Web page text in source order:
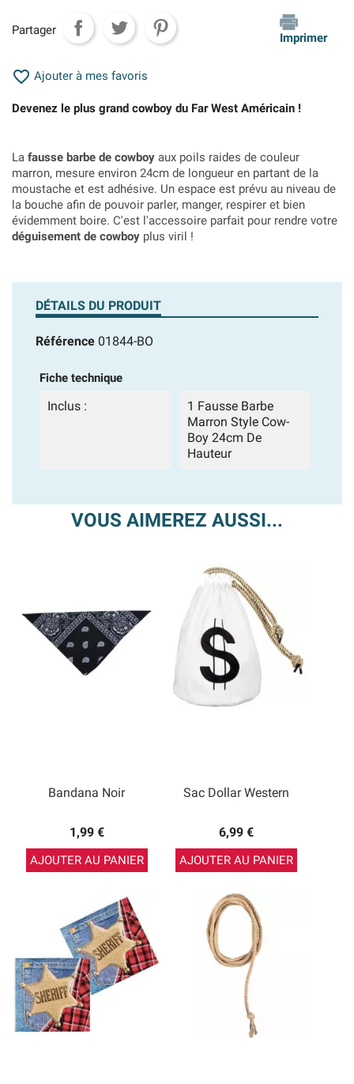
Partager
Imprimer
 Ajouter à mes favoris
Devenez le plus grand cowboy du Far West Américain !
La fausse barbe de cowboy aux poils raides de couleur
marron, mesure environ 24cm de longueur en partant de la
moustache et est adhésive. Un espace est prévu au niveau de
la bouche afin de pouvoir parler, manger, respirer et bien
évidemment boire. C'est l'accessoire parfait pour rendre votre
déguisement de cowboy plus viril !
DÉTAILS DU PRODUIT
Référence 01844-BO
Fiche technique
Inclus :
1 Fausse Barbe
Marron Style Cow-
Boy 24cm De
Hauteur
VOUS AIMEREZ AUSSI...
Bandana Noir
1,99 €
AJOUTER AU PANIER
Sac Dollar Western
6,99 €
AJOUTER AU PANIER